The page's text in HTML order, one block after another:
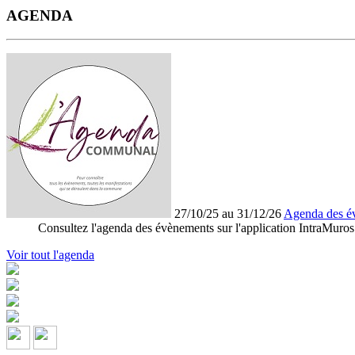
AGENDA
27/10/25 au 31/12/26 Agenda des
Consultez l'agenda des évènements sur l'application IntraMuros
Voir tout l'agenda